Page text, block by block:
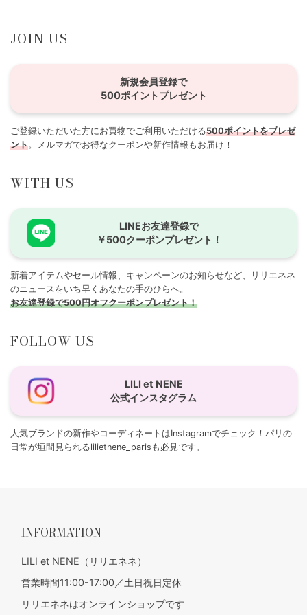
JOIN US
新規会員登録で
500ポイントプレゼント
ご登録いただいた方にお買物でご利用いただける500ポイントをプレゼ
ント。メルマガでお得なクーポンや新作情報もお届け！
WITH US
LINEお友達登録で
￥500クーポンプレゼント！
新着アイテムやセール情報、キャンペーンのお知らせなど、リリエネネ
のニュースをいち早くあなたの手のひらへ。
お友達登録で500円オフクーポンプレゼント！
FOLLOW US
LILI et NENE
公式インスタグラム
人気ブランドの新作やコーディネートはInstagramでチェック！パリの
日常が垣間見られるlilietnene_paris も必見です。
INFORMATION
LILI et NENE（リリエネネ）
営業時間11:00-17:00／土日祝日定休
リリエネネはオンラインショップです